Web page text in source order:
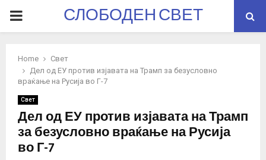
PRIMARYСЛОБОДЕН СВЕТ
Home
Свет
Дел од ЕУ против изјавата на Трамп за безусловно
враќање на Русија во Г-7
Свет
Дел од ЕУ против изјавата на Трамп
за безусловно враќање на Русија
во Г-7